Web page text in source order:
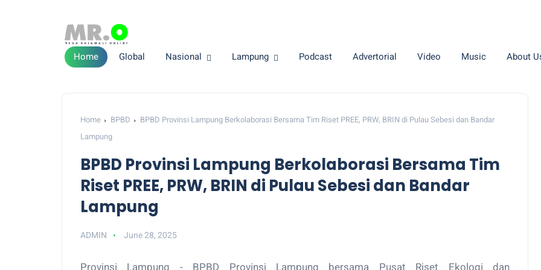
Home Global Nasional Lampung Podcast Advertorial Video Music About
Home BPBD
BPBD Provinsi Lampung Berkolaborasi Bersama Tim Riset PREE, PRW, BRIN di Pulau Sebesi dan Bandar
Lampung
BPBD Provinsi Lampung Berkolaborasi Bersama Tim
Riset PREE, PRW, BRIN di Pulau Sebesi dan Bandar
Lampung
ADMIN June 28, 2025
Provinsi Lampung - BPBD Provinsi Lampung bersama Pusat Riset Ekologi dan